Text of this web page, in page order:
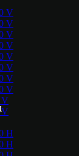
V
V
V
V
V
V
V
V
V
V
H
H